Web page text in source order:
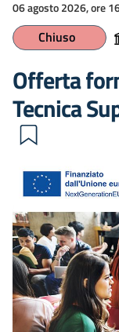
06 agosto 2026, ore
Chiuso
Offerta
Tecnica